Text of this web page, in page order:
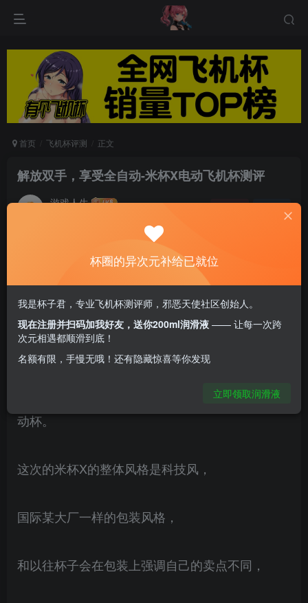
首页 飞机杯评测 正文
解放双手，享受全自动-米杯X电动飞机杯测评
游戏人生
米杯X的外观设计虽然比较简约，但是功能却非常
齐全。十档伸缩和十频震动可以自由切换，加上自
带加热功能，可以解放双手，享受全自动带来的舒
爽。
各位LSP们好久不见，今天带来的产品是米杯X电
动杯。
这次的米杯X的整体风格是科技风，
国际某大厂一样的包装风格，
和以往杯子会在包装上强调自己的卖点不同，
杯圈的异次元补给已就位
我是杯子君，专业飞机杯测评师，邪恶天使社区创始人。
现在注册并扫码加我好友，送你200ml润滑液 —— 让每一次跨
次元相遇都顺滑到底！
名额有限，手慢无哦！还有隐藏惊喜等你发现
立即领取润滑液